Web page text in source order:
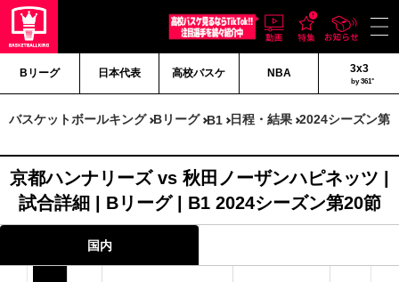
Bリーグ 日本代表 高校バスケ NBA 3x3
by 361°
バスケットボールキング Bリーグ B1 日程・結果 2024シーズン第
京都ハンナリーズ vs 秋田ノーザンハピネッツ |
試合詳細 | Bリーグ | B1 2024シーズン第20節
国内